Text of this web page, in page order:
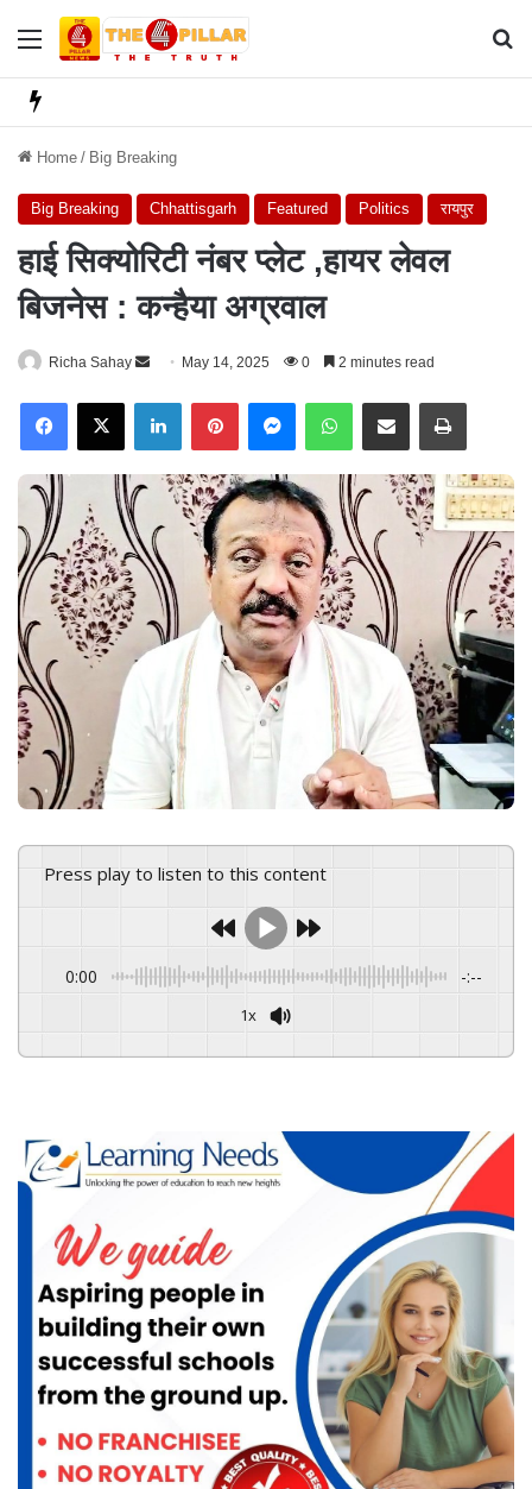
Menu
Home / Big Breaking
Big Breaking Chhattisgarh Featured Politics रायपुर
हाई सिक्योरिटी नंबर प्लेट ,हायर लेवल
बिजनेस : कन्हैया अग्रवाल
Richa Sahay
n
d
a
e
m
a
i
l
May 14, 2025 0 2 minutes read
X
Press play to listen to this content
0:00 -:--
1x